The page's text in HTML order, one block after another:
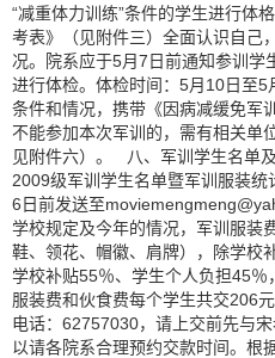
“减重体力训练”条件的学生进行体
考表》（见附件三）全面认识自己
况。院系应于5月7 日前通知参训学
进行体检。体检时间： 5月 10日 至5
条件和情况，携带《因病减缓免军
不能参加本次军训的，需有相关单
见附件六）。
八、军训学生名单
2009级军训学生名单暨军训服装统
6 日前发送至
学校规定及今年的情况，军训服装
鞋、领花、帽徽、肩牌），除学校
学校补贴55％、学生个人负担45％
服装费和伙食费每个学生共交206
电话： 62757030，请上交前先与
以请各院系合理预约交款时间。根